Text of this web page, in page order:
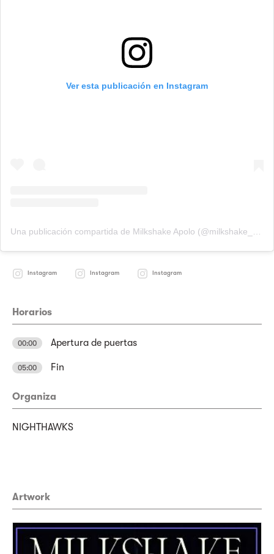
Ver esta publicación en Instagram
Instagram Instagram Instagram
Horarios
00:00 Apertura de puertas
05:00 Fin
Organiza
NIGHTHAWKS
Artwork